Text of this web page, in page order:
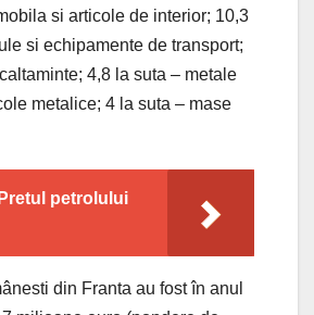
si articole de interior; 10,3
si echipamente de transport;
4,8 la suta – metale
metalice; 4 la suta – mase
Pretul petrolului
din Franta au fost în anul